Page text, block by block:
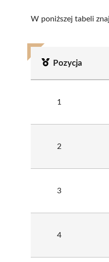
W poniższej tabeli
Pozycja
1
2
3
4